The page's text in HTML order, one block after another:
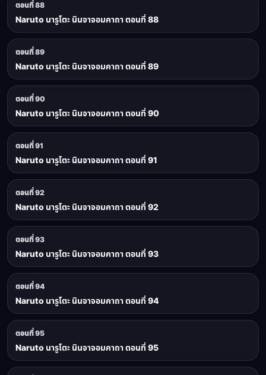
ตอนที่ 88
Naruto นารูโตะ นินจาจอมคาถา ตอนที่ 88
ตอนที่ 89
Naruto นารูโตะ นินจาจอมคาถา ตอนที่ 89
ตอนที่ 90
Naruto นารูโตะ นินจาจอมคาถา ตอนที่ 90
ตอนที่ 91
Naruto นารูโตะ นินจาจอมคาถา ตอนที่ 91
ตอนที่ 92
Naruto นารูโตะ นินจาจอมคาถา ตอนที่ 92
ตอนที่ 93
Naruto นารูโตะ นินจาจอมคาถา ตอนที่ 93
ตอนที่ 94
Naruto นารูโตะ นินจาจอมคาถา ตอนที่ 94
ตอนที่ 95
Naruto นารูโตะ นินจาจอมคาถา ตอนที่ 95